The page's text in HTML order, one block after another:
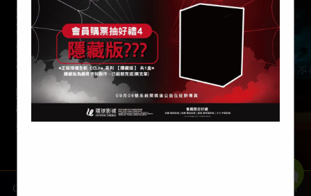
秉持對於電影的熱情及初衷，服務熱愛電影的您，
不斷的與時推進、更新硬體設備和服務內容。
全新的中華影城，給您最超值舒適觀影空間。
不僅影音升級，座椅間距拉大，讓您無法抗拒。
貼心、親切、專業 的服務態度，
帶給您 全新視覺、全新體驗、全新震撼 的環球中
華影城
Copyright 2021 © All Rights Reserved. 環球中華影城 版權所